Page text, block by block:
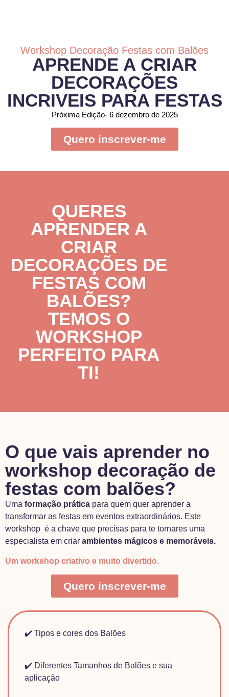
Workshop Decoração Festas com Balões
APRENDE A CRIAR
DECORAÇÕES
INCRIVEIS PARA FESTAS
Próxima Edição- 6 dezembro de 2025
Quero inscrever-me
QUERES
APRENDER A
CRIAR
DECORAÇÕES DE
FESTAS COM
BALÕES?
TEMOS O
WORKSHOP
PERFEITO PARA
TI!
O que vais aprender no
workshop decoração de
festas com balões?
Uma formação prática para quem quer aprender a
transformar as festas em eventos extraordinários. Este
workshop é a chave que precisas para te tornares uma
especialista em criar ambientes mágicos e memoráveis.
Um workshop criativo e muito divertido.
Quero inscrever-me
✔️ Tipos e cores dos Balões
✔️ Diferentes Tamanhos de Balões e sua
aplicação